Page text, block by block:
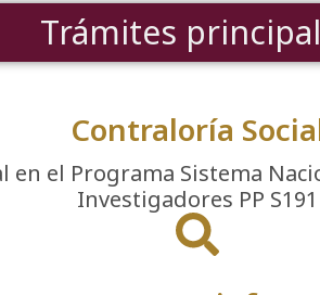
Trámites
Contraloría
en el Programa Sistema
Investigadores PP S191